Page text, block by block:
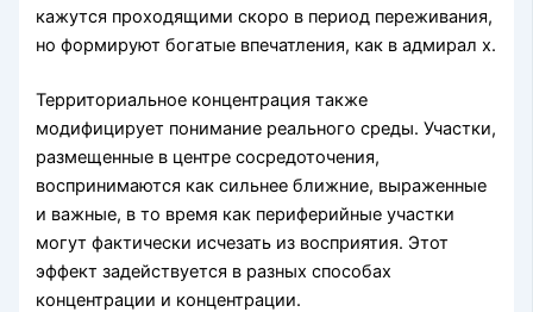
кажутся проходящими скоро в период переживания,
но формируют богатые впечатления, как в адмирал х.
Территориальное концентрация также
модифицирует понимание реального среды. Участки,
размещенные в центре сосредоточения,
воспринимаются как сильнее ближние, выраженные
и важные, в то время как периферийные участки
могут фактически исчезать из восприятия. Этот
эффект задействуется в разных способах
концентрации и концентрации.